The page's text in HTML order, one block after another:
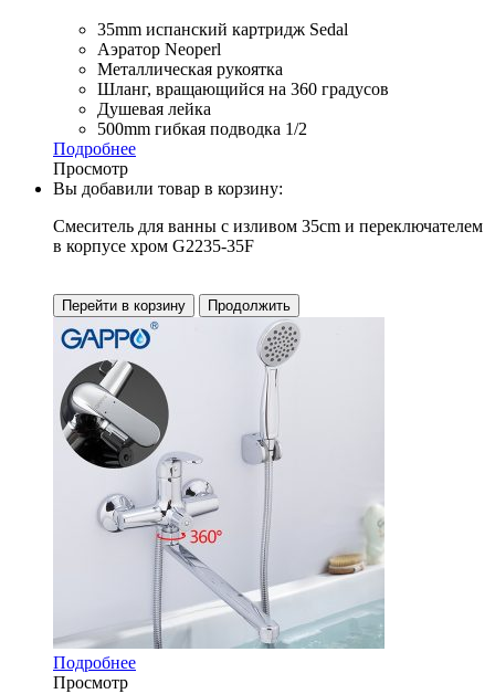
35mm испанский картридж Sedal
Аэратор Neoperl
Металлическая рукоятка
Шланг, вращающийся на 360 градусов
Душевая лейка
500mm гибкая подводка 1/2
Подробнее
Просмотр
Вы добавили товар в корзину:
Смеситель для ванны с изливом 35cm и переключателем
в корпусе хром G2235-35F
Перейти в корзину Продолжить
Подробнее
Просмотр